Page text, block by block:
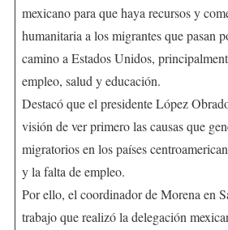
mexicano para que haya recursos y
humanitaria a los migrantes que pasan
camino a Estados Unidos,
empleo, salud y educación.
Destacó que el presidente López
visión de ver primero las causas que
migratorios en los países
y la falta de empleo.
Por ello, el coordinador de Morena en
trabajo que realizó la delegación